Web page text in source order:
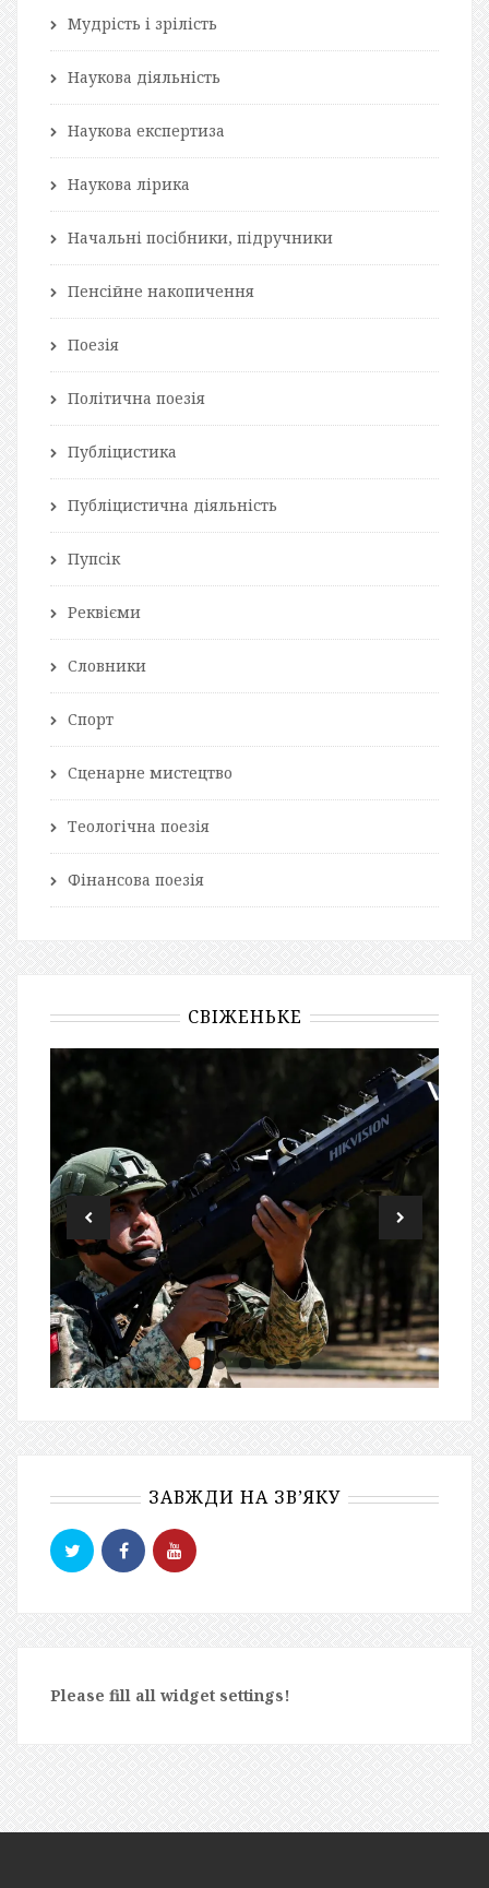
Мудрість і зрілість
Наукова діяльність
Наукова експертиза
Наукова лірика
Начальні посібники, підручники
Пенсійне накопичення
Поезія
Політична поезія
Публіцистика
Публіцистична діяльність
Пупсік
Реквієми
Словники
Спорт
Сценарне мистецтво
Теологічна поезія
Фінансова поезія
СВІЖЕНЬКЕ
ЗАВЖДИ НА ЗВ’ЯКУ
Please fill all widget settings!